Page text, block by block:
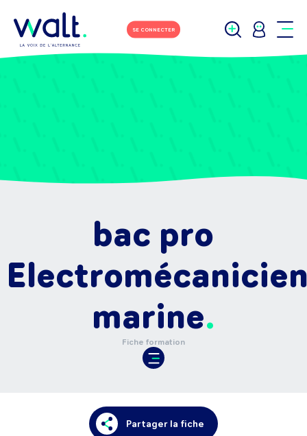
SE CONNECTER
bac pro
marine
Fiche formation
Partager la fiche